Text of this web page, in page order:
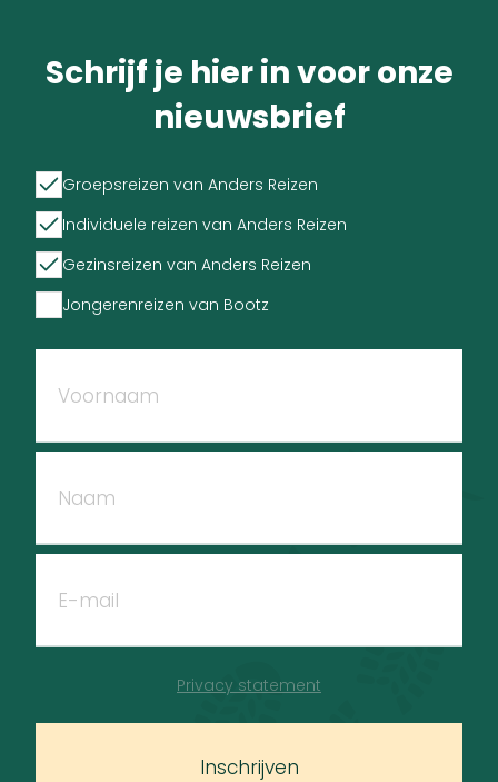
Schrijf je hier in voor onze
nieuwsbrief
Groepsreizen van Anders Reizen
Individuele reizen van Anders Reizen
Gezinsreizen van Anders Reizen
Jongerenreizen van Bootz
Inschrijven
Privacy statement